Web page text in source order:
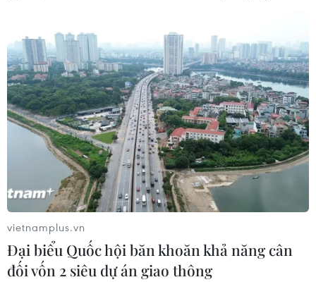
vietnamplus.vn
Đại biểu Quốc hội băn khoăn khả năng cân
đối vốn 2 siêu dự án giao thông